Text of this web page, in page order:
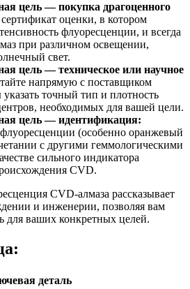
цель — покупка драгоценного
оценки, в котором
флуоресценции, и всегда
при различном освещении,
свет.
цель — техническое или научное
напрямую с поставщиком
точный тип и плотность
необходимых для вашей цели.
цель — идентификация:
(особенно оранжевый
с другими геммологическими
сильного индикатора
CVD.
CVD-алмаза рассказывает
и инженерии, позволяя вам
для ваших конкретных целей.
деталь